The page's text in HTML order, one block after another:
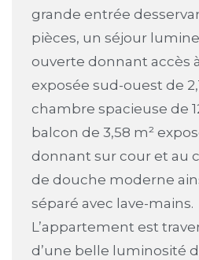
grande entrée
pièces, un séjour
ouverte donnant accès
exposée sud-ouest de
chambre spacieuse de
balcon de 3,58 m²
donnant sur cour et au
de douche moderne
séparé avec lave-mains.
L’appartement est
d’une belle luminosité